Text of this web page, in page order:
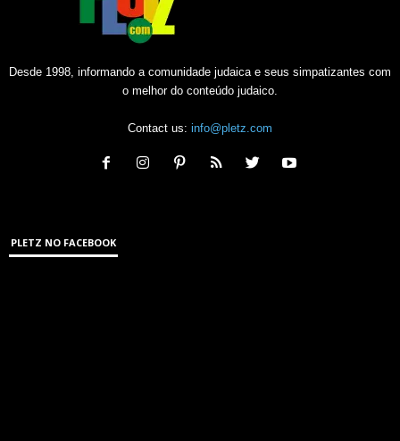
Desde 1998, informando a comunidade judaica e seus simpatizantes com
o melhor do conteúdo judaico.
Contact us: info@pletz.com
PLETZ NO FACEBOOK